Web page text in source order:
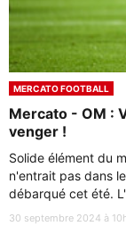
MERCATO FOOTBALL
Mercato - OM :
venger !
Solide élément du
n'entrait pas dans
débarqué cet été.
30 septembre 2024 à